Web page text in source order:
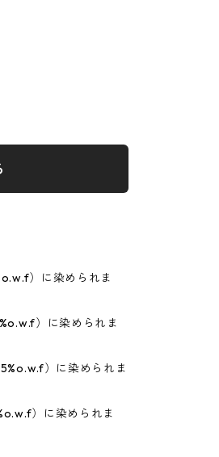
）に染められま
）に染められま
）に染められま
）に染められま